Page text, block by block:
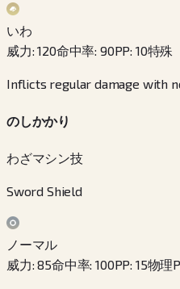
いわ
威力:120命中率: 90PP: 10特殊
Inflicts regular damage with
のしかかり
わざマシン技
Sword Shield
ノーマル
威力:85命中率:100PP: 15物理